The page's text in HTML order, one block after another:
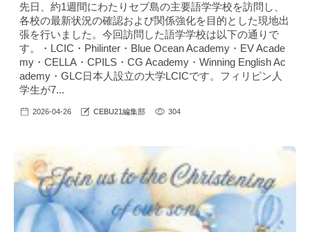
先日、約1週間にわたりセブ島の主要語学学校を訪問し、
各校の最新状況の確認および関係強化を目的とした現地出
張を行いました。今回訪問した語学学校は以下の通りで
す。・LCIC・Philinter・Blue Ocean Academy・EV Acade
my・CELLA・CPILS・CG Academy・Winning English Ac
ademy・GLC日本人設立の大学LCICです。フィリピン人
学生が7...
2026-04-26 CEBU21編集部 304